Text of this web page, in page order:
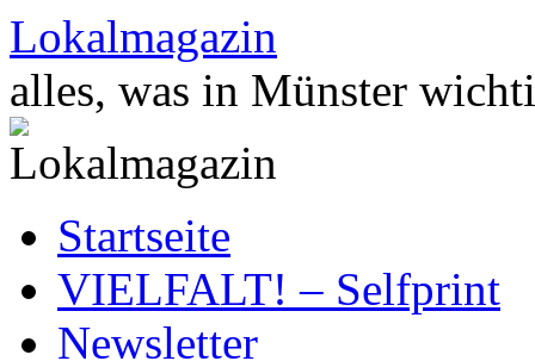
Zum
Inhalt
springen
Lokalmagazin
alles, was in Münster
Startseite
VIELFALT! – Selfprint
Newsletter